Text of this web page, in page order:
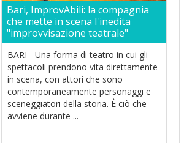
Bari, ImprovAbili: la compagnia
che mette in scena l'inedita
"improvvisazione teatrale"
BARI - Una forma di teatro in cui gli
spettacoli prendono vita direttamente
in scena, con attori che sono
contemporaneamente personaggi e
sceneggiatori della storia. È ciò che
avviene durante ...